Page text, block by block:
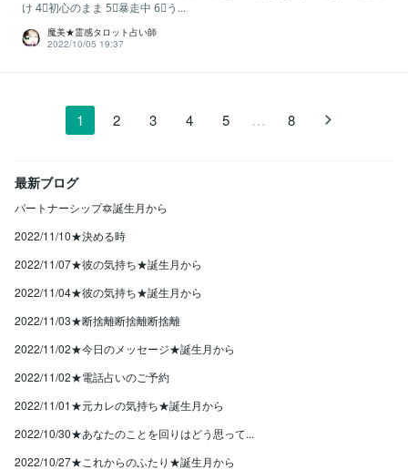
け 4⃣初心のまま 5⃣暴走中 6⃣う...
魔美★霊感タロット占い師
2022/10/05 19:37
1 2 3 4 5 … 8
最新ブログ
パートナーシップ🔯誕生月から
2022/11/10★決める時
2022/11/07★彼の気持ち★誕生月から
2022/11/04★彼の気持ち★誕生月から
2022/11/03★断捨離断捨離断捨離
2022/11/02★今日のメッセージ★誕生月から
2022/11/02★電話占いのご予約
2022/11/01★元カレの気持ち★誕生月から
2022/10/30★あなたのことを回りはどう思って...
2022/10/27★これからのふたり★誕生月から